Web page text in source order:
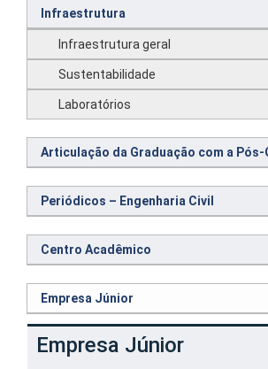
Infraestrutura
Infraestrutura geral
Sustentabilidade
Laboratórios
Articulação da Graduação com a Pós-
Periódicos – Engenharia Civil
Centro Acadêmico
Empresa Júnior
Empresa Júnior